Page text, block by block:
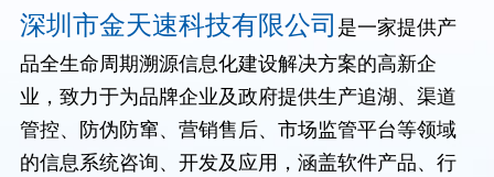
深圳市金天速科技有限公司 是一家提供产
品全生命周期溯源信息化建设解决方案的高新企
业，致力于为品牌企业及政府提供生产追湖、渠道
管控、防伪防窜、营销售后、市场监管平台等领域
的信息系统咨询、开发及应用，涵盖软件产品、行